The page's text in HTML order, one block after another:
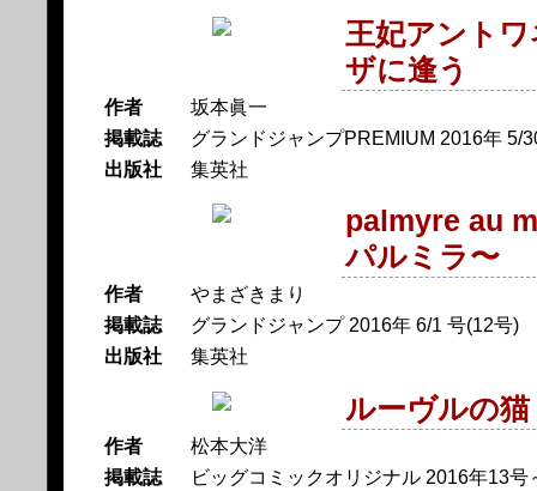
王妃アント
ザに逢う
作者
坂本眞一
掲載誌
グランドジャンプPREMIUM 2016年 5/
出版社
集英社
palmyre au
パルミラ〜
作者
やまざきまり
掲載誌
グランドジャンプ 2016年 6/1 号(12号)
出版社
集英社
ルーヴルの猫
作者
松本大洋
掲載誌
ビッグコミックオリジナル 2016年13号